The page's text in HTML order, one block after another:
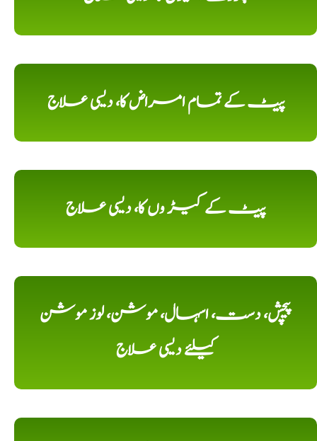
پیٹ کے تمام امراض کا، دیسی علاج
پیٹ کے کیڑ وں کا، دیسی علاج
پیچش، دست، اسہال، موشن، لوز موشن
کیلئے دیسی علاج